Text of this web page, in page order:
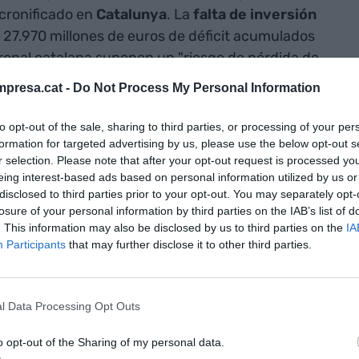
- Do Not Process My Personal Information
opt-out of the sale, sharing to third parties, or processing of your
for targeted advertising by us, please use the below opt-out
selection. Please note that after your opt-out request is processed
interest-based ads based on personal information utilized by us
to third parties prior to your opt-out. You may separately
of your personal information by third parties on the IAB’s list of
This information may also be disclosed by us to third parties on the
Participants that may further disclose it to other third parties.
Data Processing Opt Outs
opt-out of the Sharing of my personal data.
en Catalunya. La falta de inversión
27.970 millones de euros de déficit acumulados
catalana suponen un "riesgo de pérdida de
Mediterráneo juega un papel principal y
para Corredor Mediterráneo,
"sin continuidad no hay Corredor
". Ahora, pasados los seis primeros meses
Empresarios (AVE) hace la primera revisión del
el trazado definitivo esté completo en2025.
transeuropea a la cual se tiene que unir
kilómetros, concentra el 54% de los habitantes
de la Unión Europea, pide que se ejecute una
que conecte Algeciras con la frontera
ciudades mediterráneas entre sí
Corredor Mediterráneo desde 1992,